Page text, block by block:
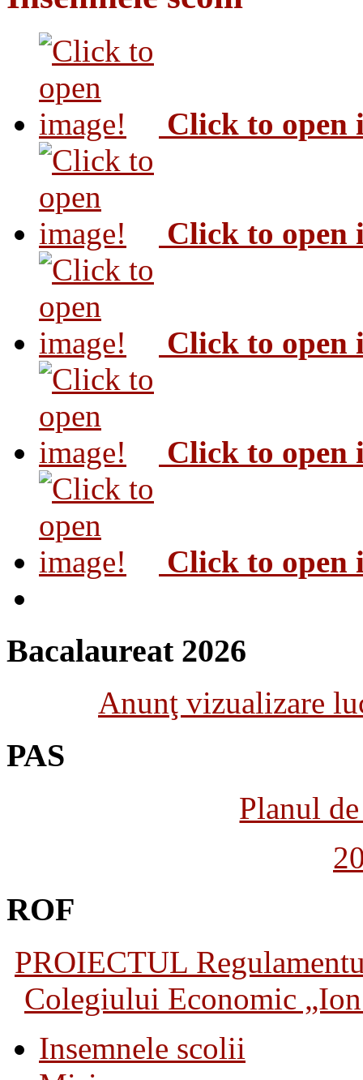
Click to open
Click to open
Click to open
Click to open
Click to open
Bacalaureat 2026
Anunţ vizualizare
PAS
Planul
ROF
PROIECTUL
Colegiului Economic
Insemnele scolii